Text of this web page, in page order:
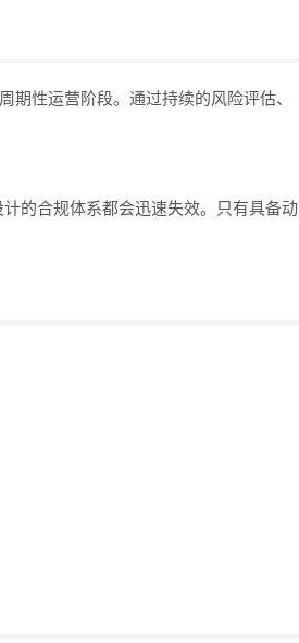
期性运营阶段。通过持续的风险评估、
的合规体系都会迅速失效。只有具备动